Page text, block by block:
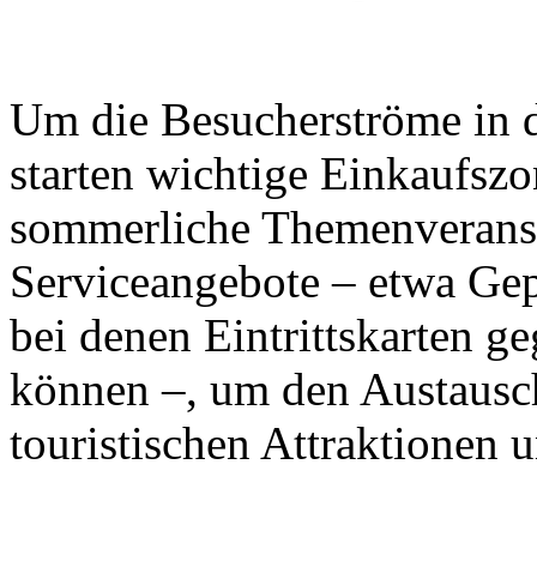
Um die Besucherströme in
starten wichtige
sommerliche
Serviceangebote – etwa
bei denen Eintrittskarten
können –, um den
touristischen Attraktionen